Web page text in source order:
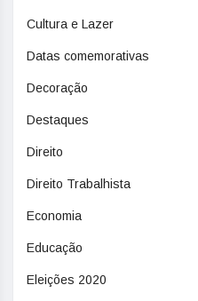
Cultura e Lazer
Datas comemorativas
Decoração
Destaques
Direito
Direito Trabalhista
Economia
Educação
Eleições 2020